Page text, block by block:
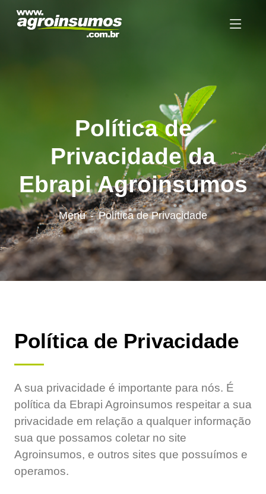
Política de
Privacidade da
Ebrapi Agroinsumos
Menu Política de Privacidade
Política de Privacidade
A sua privacidade é importante para nós. É
política da Ebrapi Agroinsumos respeitar a sua
privacidade em relação a qualquer informação
sua que possamos coletar no site
Agroinsumos, e outros sites que possuímos e
operamos.